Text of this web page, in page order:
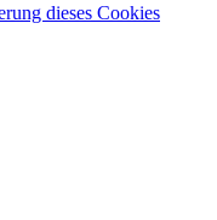
dieses Cookies